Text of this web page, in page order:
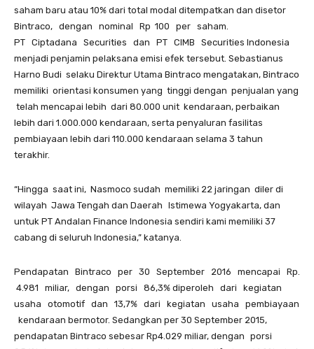
saham baru atau 10% dari total modal ditempatkan dan disetor
Bintraco,‭ ‬ ‭ ‬dengan‭ ‬ ‭ ‬nominal‭ ‬ ‭ ‬Rp ‭ ‬100‭ ‬ ‭ ‬per‭ ‬ ‭ ‬saham.‭ ‬
PT‭ ‬ ‭ ‬Ciptadana‭ ‬ ‭ ‬Securities‭ ‬ ‭ ‬dan‭ ‬ ‭ ‬PT‭ ‬ ‭ ‬CIMB‭ ‬ ‭ ‬Securities Indonesia
menjadi penjamin pelaksana emisi efek tersebut. Sebastianus ‭
‬Harno Budi‭ ‬ selaku Direktur Utama Bintraco mengatakan, Bintraco
memiliki‭ ‬ orientasi konsumen yang ‭ tinggi ‬dengan ‭ ‬penjualan yang
‭ ‬telah mencapai lebih‭ ‬ dari 80.000 unit ‭ ‬kendaraan, perbaikan
lebih dari 1.000.000 kendaraan, serta penyaluran fasilitas
pembiayaan lebih dari 110.000 kendaraan selama 3 tahun
terakhir.
“Hingga ‭ ‬saat ini,‭ ‬ Nasmoco sudah‭ ‬ memiliki 22 jaringan ‭ ‬diler di
wilayah ‭ ‬Jawa Tengah dan Daerah Istimewa Yogyakarta, dan
untuk PT Andalan Finance Indonesia sendiri kami memiliki 37
cabang di seluruh Indonesia,” katanya.
Pendapatan‭ ‬ ‭ ‬Bintraco‭ ‬ ‭ ‬per‭ ‬ ‭ ‬30‭ ‬ ‭ ‬September‭ ‬ ‭ ‬2016‭ ‬ ‭ ‬mencapai‭ ‬ ‭ ‬Rp.‭
‬ 4.981‭ ‬ ‭ ‬miliar,‭ ‬ ‭ ‬dengan‭ ‬ ‭ ‬porsi‭ ‬ ‭ ‬86,3% diperoleh‭ ‬ ‭ ‬dari‭ ‬ ‭ ‬kegiatan‭ ‬ ‭
‬usaha‭ ‬ ‭ ‬otomotif‭ ‬ ‭ ‬dan‭ ‬ ‭ ‬13,7%‭ ‬ ‭ ‬dari‭ ‬ ‭ ‬kegiatan‭ ‬ ‭ ‬usaha‭ ‬ ‭ ‬pembiayaan‭
‬ ‭ ‬kendaraan bermotor. Sedangkan per 30 September 2015,
pendapatan Bintraco sebesar Rp4.029 miliar, dengan porsi‭ ‬ ‭